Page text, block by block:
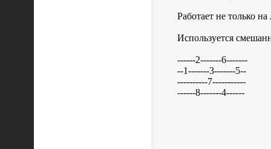
Работает не только
Используется
------2-------6-------
--1-------3-------5--
----------7-----------
------8-------4------